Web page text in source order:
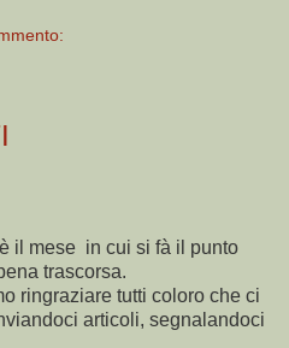
il mese in cui si fà il punto
trascorsa.
ringraziare tutti coloro che ci
articoli, segnalandoci